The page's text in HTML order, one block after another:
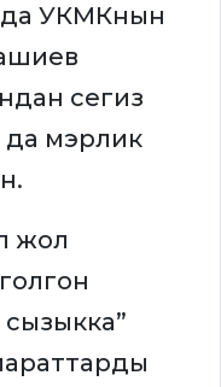
УКМКнын
сегиз
да мэрлик
жол